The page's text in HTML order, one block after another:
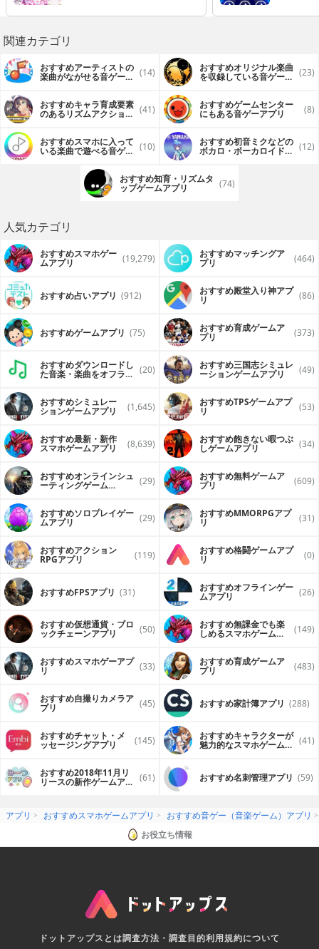
関連カテゴリ
おすすめアーティストの
楽曲がながせる音ゲーア (14) おすすめオリジナル楽曲
を収録している音ゲーア (23)
おすすめキャラ育成要素
のあるリズムアクション (41) おすすめゲームセンター
にもある音ゲーアプリ (8)
おすすめスマホに入って
いる楽曲で遊べる音ゲー (10) おすすめ初音ミクなどの
ボカロ・ボーカロイド楽 (12)
おすすめ知育・リズムタ
ップゲームアプリ (74)
人気カテゴリ
おすすめスマホゲー
ムアプリ (19,279) おすすめマッチングア
プリ (464)
おすすめ占いアプリ (912) おすすめ殿堂入り神アプ
リ (86)
おすすめゲームアプリ (75) おすすめ育成ゲームア
プリ (373)
おすすめダウンロードし
た音楽・楽曲をオフライ (20) おすすめ三国志シミュレ
ーションゲームアプリ (49)
おすすめシミュレー
ションゲームアプリ (1,645) おすすめTPSゲームアプ
リ (53)
おすすめ最新・新作
スマホゲームアプリ (8,639) おすすめ飽きない暇つぶ
しゲームアプリ (34)
おすすめオンラインシュ
ーティングゲーム (29) おすすめ無料ゲームア
プリ (609)
おすすめソロプレイゲー
ムアプリ (29) おすすめ MMORPGアプ
リ (31)
おすすめアクション
RPGアプリ (119) おすすめ格闘ゲームアプ
リ (0)
おすすめFPSアプリ (31) おすすめオフラインゲー
ムアプリ (26)
おすすめ仮想通貨・ブロ
ックチェーンアプリ (50) おすすめ無課金でも楽
しめるスマホゲームア (149)
おすすめスマホゲーアプ
リ (33) おすすめ育成ゲームア
プリ (483)
おすすめ自撮りカメラア
プリ (45) おすすめ家計簿アプリ (288)
おすすめチャット・メ
ッセージングアプリ (145) おすすめキャラクターが
魅力的なスマホゲームア (41)
おすすめ2018年11月リ
リースの新作ゲームアプ (61) おすすめ名刺管理アプリ (59)
アプリ おすすめスマホゲームアプリ
おすすめ音ゲー（音楽ゲーム）アプリ
お役立ち情報
ドットアップスとは調査方法・調査目的利用規約について